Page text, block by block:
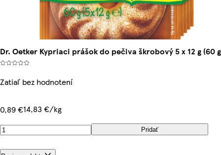
Dr. Oetker Kypriaci prášok do pečiva škrobový 5 x 12 g (60
Zatiaľ bez hodnotení
0,89 €14,83 €/kg
Pridať